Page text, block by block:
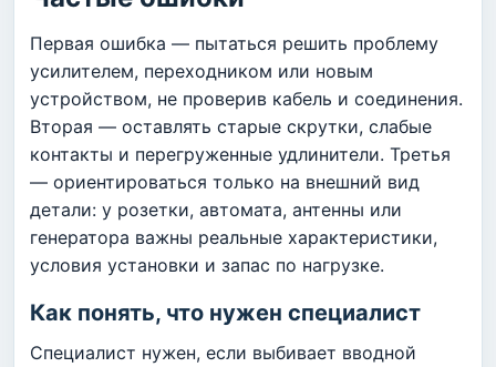
Первая ошибка — пытаться решить проблему
усилителем, переходником или новым
устройством, не проверив кабель и соединения.
Вторая — оставлять старые скрутки, слабые
контакты и перегруженные удлинители. Третья
— ориентироваться только на внешний вид
детали: у розетки, автомата, антенны или
генератора важны реальные характеристики,
условия установки и запас по нагрузке.
Как понять, что нужен специалист
Специалист нужен, если выбивает вводной